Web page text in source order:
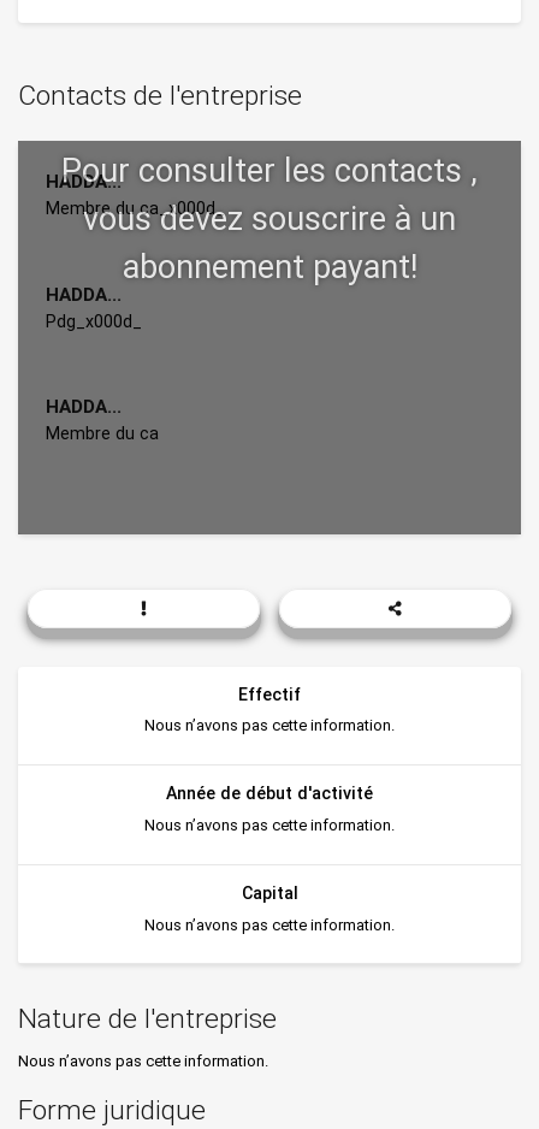
Contacts de l'entreprise
HADDA...
Membre du ca_x000d_
HADDA...
Pdg_x000d_
HADDA...
Membre du ca
Effectif
Nous n’avons pas cette information.
Année de début d'activité
Nous n’avons pas cette information.
Capital
Nous n’avons pas cette information.
Nature de l'entreprise
Nous n’avons pas cette information.
Forme juridique